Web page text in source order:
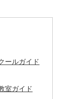
ールガイド
室ガイド